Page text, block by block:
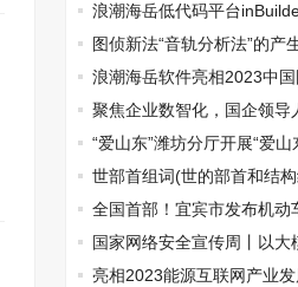
浪潮海岳低代码平台
智能生态大会首站
图侦新法“音轨分析法”的产
——以一起非正常死亡事件处
浪潮海岳软件亮相2023中
聚焦企业数智化，国企领导
“爱山东”潍坊分厅开展“爱
世部首组词(世的部首和结
全国首部！宜宾市发布机动
字化治理标准化方案
国家网络安全宣传周丨以大
构筑国家网络安全屏障
亮相2023能源互联网产业